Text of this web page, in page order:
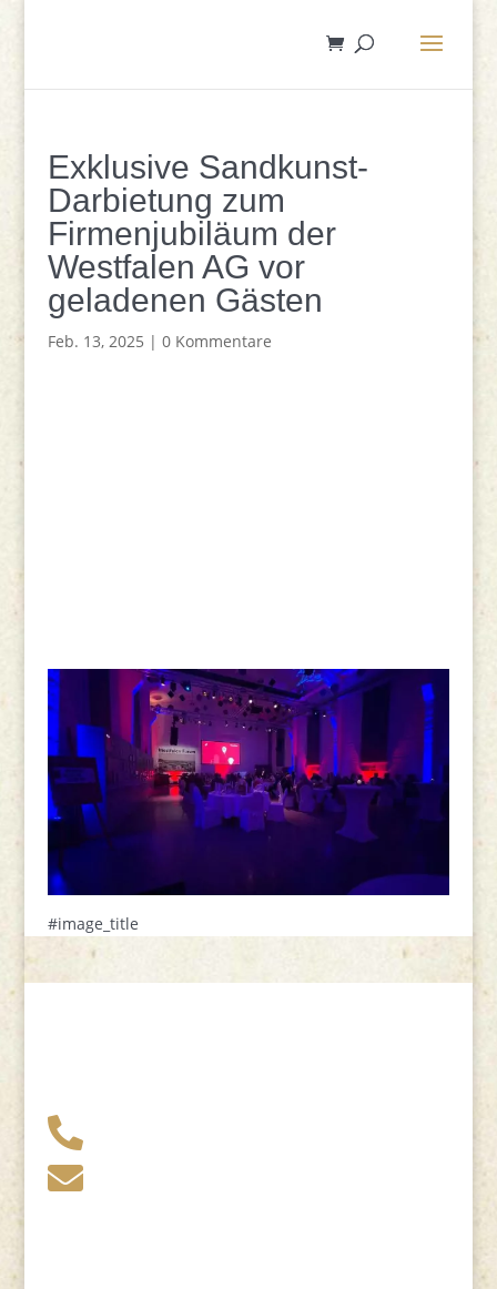
Exklusive Sandkunst-
Darbietung zum
Firmenjubiläum der
Westfalen AG vor
geladenen Gästen
Feb. 13, 2025 | 0 Kommentare
#image_title

